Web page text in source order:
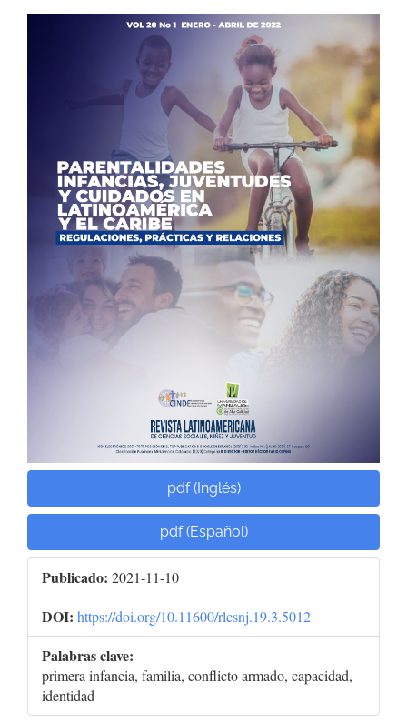
artículo
pdf (Inglés)
pdf (Español)
Publicado: 2021-11-10
DOI: https://doi.org/10.11600/rlcsnj.19.3.5012
Palabras clave:
primera infancia, familia, conflicto armado, capacidad,
identidad